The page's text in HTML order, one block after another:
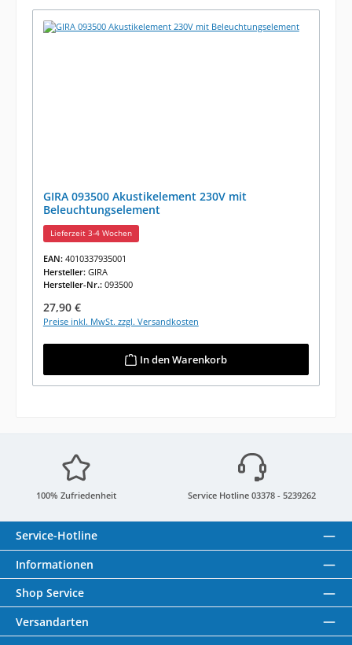
GIRA 093500 Akustikelement 230V mit
Beleuchtungselement
Lieferzeit 3-4 Wochen
EAN: 4010337935001
Hersteller: GIRA
Hersteller-Nr.: 093500
Regulärer Preis:
27,90 €
Preise inkl. MwSt. zzgl. Versandkosten
In den Warenkorb
100% Zufriedenheit Service Hotline 03378 - 5239262
Service-Hotline
Informationen
Shop Service
Versandarten